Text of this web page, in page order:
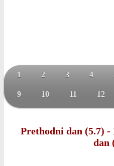
1 2 3 4
9 10 11 12
Prethodni dan (5.7) -
dan